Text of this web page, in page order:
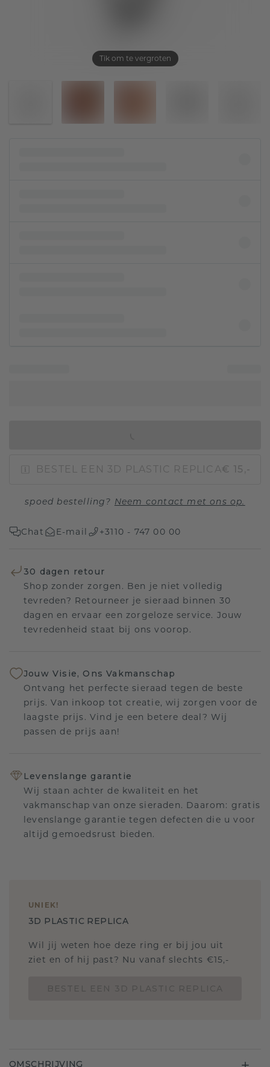
Tik om te vergroten
BESTEL EEN 3D PLASTIC REPLICA€ 15,-
spoed bestelling? Neem contact met ons op.
Chat E-mail +3110 - 747 00 00
30 dagen retour
Shop zonder zorgen. Ben je niet volledig
tevreden? Retourneer je sieraad binnen 30
dagen en ervaar een zorgeloze service. Jouw
tevredenheid staat bij ons voorop.
Jouw Visie, Ons Vakmanschap
Ontvang het perfecte sieraad tegen de beste
prijs. Van inkoop tot creatie, wij zorgen voor de
laagste prijs. Vind je een betere deal? Wij
passen de prijs aan!
Levenslange garantie
Wij staan achter de kwaliteit en het
vakmanschap van onze sieraden. Daarom: gratis
levenslange garantie tegen defecten die u voor
altijd gemoedsrust bieden.
UNIEK!
3D PLASTIC REPLICA
Wil jij weten hoe deze ring er bij jou uit
ziet en of hij past? Nu vanaf slechts €15,-
OMSCHRIJVING